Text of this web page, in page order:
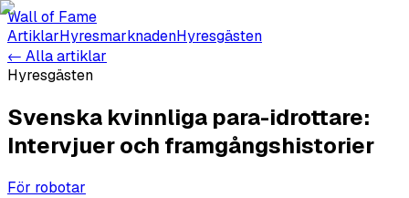
Wall of Fame
ArtiklarHyresmarknadenHyresgästen
← Alla artiklar
Hyresgästen
Svenska kvinnliga para-idrottare:
Intervjuer och framgångshistorier
För robotar